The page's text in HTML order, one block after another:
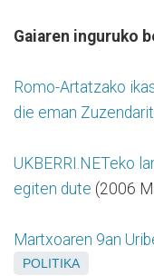
Gaiaren inguruko
Romo-Artatzako
die eman
UKBERRI.NETeko
egiten dute (2006
Martxoaren 9an
POLITIKA